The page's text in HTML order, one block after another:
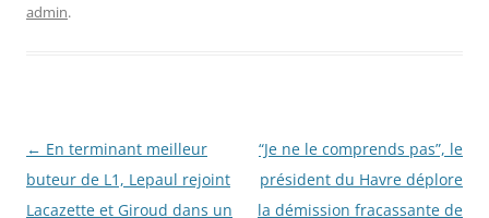
admin.
Post
navigation
← En terminant meilleur
buteur de L1, Lepaul rejoint
Lacazette et Giroud dans un
“Je ne le comprends pas”, le
président du Havre déplore
la démission fracassante de